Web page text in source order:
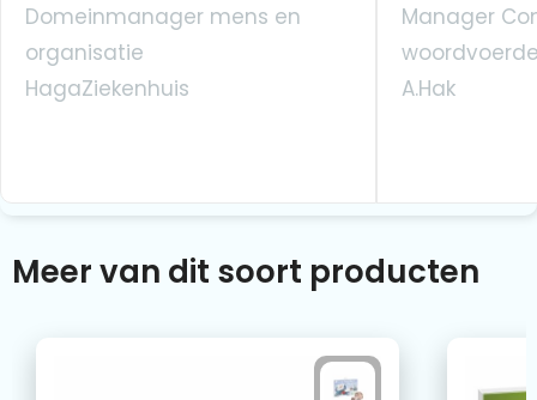
Domeinmanager mens en
organisatie
HagaZiekenhuis
Manager
A.Hak
Meer van dit soort producten